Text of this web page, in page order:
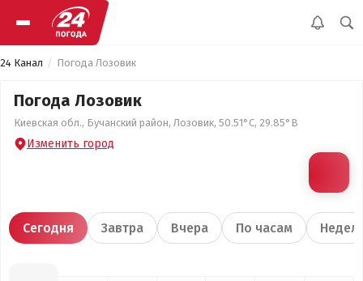
24 Канал Погода Лозовик
Погода Лозовик
Киевская обл., Бучанский район, Лозовик, 50.51°С, 29.85°В
Изменить город
Сегодня Завтра Вчера По часам